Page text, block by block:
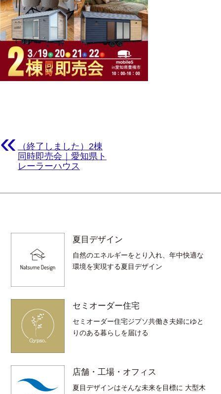
«
（終了しました）2棟
同時即売会｜愛知県ト
レーラーハウス
夏目デザイン
自然のエネルギーをとり入れ、年中快適な
環境を実現する夏目デザイン
セミオーダー住宅
セミオーダー住宅ジプソ共働き夫婦にゆと
りのある暮らしを届ける
店舗・工場・オフィス
夏目デザインはそんな未来を目標に 大型木